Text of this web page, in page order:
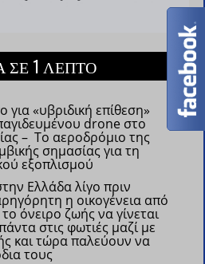
ΣΕ 1 ΛΕΠΤΟ
για «υβριδική επίθεση»
drone στο
– Το αεροδρόμιο της
σημασίας για τη
εξοπλισμού
Ελλάδα λίγο πριν
η οικογένεια από
όνειρο ζωής να γίνεται
στις φωτιές μαζί με
και τώρα παλεύουν να
τους